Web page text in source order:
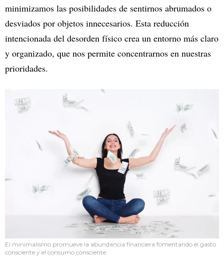
minimizamos las posibilidades de sentirnos abrumados o
desviados por objetos innecesarios. Esta reducción
intencionada del desorden físico crea un entorno más claro
y organizado, que nos permite concentrarnos en nuestras
prioridades.
El minimalismo promueve la abundancia financiera fomentando el gasto
consciente y el consumo consciente.